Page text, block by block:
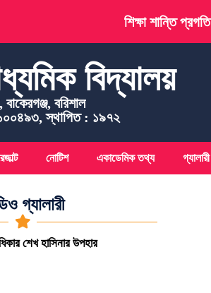
শিক্ষা শান্তি প্রগতি
বিদ্যালয়
বরিশাল
স্থাপিত : ১৯৭২
নোটিশ একাডেমিক তথ্য গ্যালারী
গ্যালারী
শেখ হাসিনার উপহার